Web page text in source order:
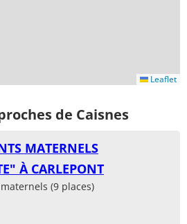
Leaflet
de Caisnes
MATERNELS
À CARLEPONT
(9 places)